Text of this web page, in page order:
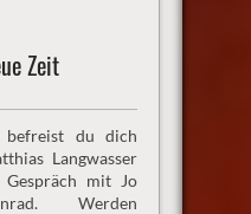
Zeit
befreist du dich
Langwasser
Gespräch mit Jo
Werden